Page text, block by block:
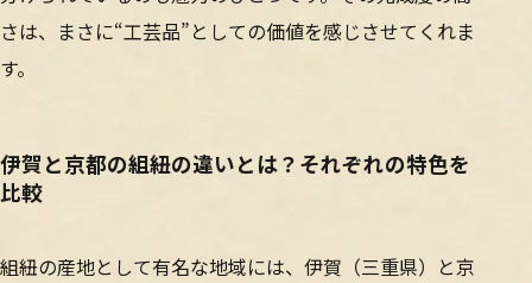
さは、まさに“工芸品”としての価値を感じさせてくれま
す。
伊賀と京都の組紐の違いとは？それぞれの特色を
比較
組紐の産地として有名な地域には、伊賀（三重県）と京